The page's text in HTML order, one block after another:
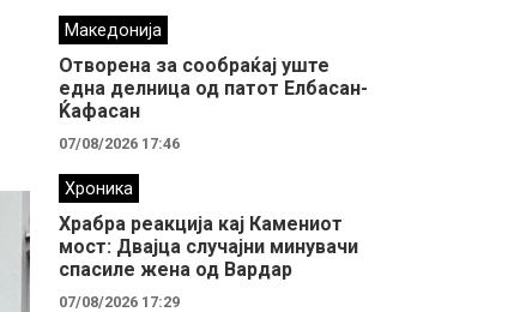
Македонија
Отворена за сообраќај уште
една делница од патот Елбасан-
Ќафасан
07/08/2026 17:46
Хроника
Храбра реакција кај Камениот
мост: Двајца случајни минувачи
спасиле жена од Вардар
07/08/2026 17:29